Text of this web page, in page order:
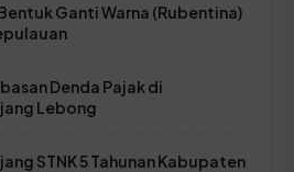
Ganti Warna (Rubentina)
Denda Pajak di
Lebong
STNK 5 Tahunan Kabupaten